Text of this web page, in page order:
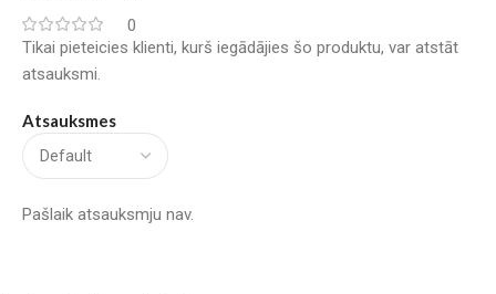
0
Atsauksmes
Pašlaik atsauksmju nav.
Tikai pieteicies klienti, kurš iegādājies šo produktu, var atstāt
atsauksmi.